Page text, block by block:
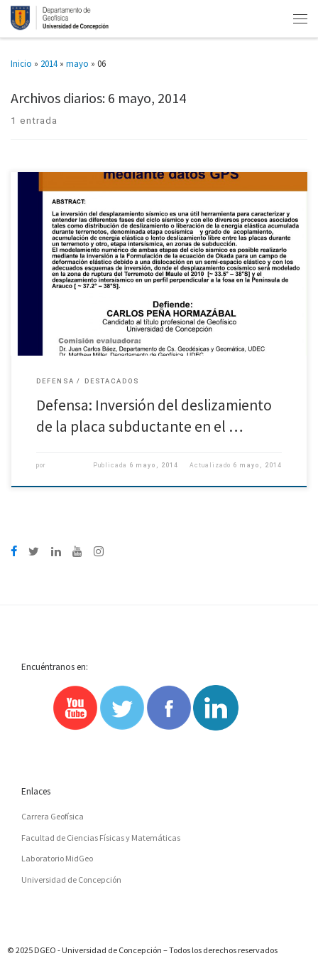
Inicio » 2014 » mayo » 06
Archivos diarios:6 mayo, 2014
1 entrada
Se invita a todo el público interesado a asistir a la defensa de Habilitación
Profesional de la carrera de Geofísica “Inversión del deslizamiento de la
placa subductante en el Sur […]
DEFENSA DESTACADOS
Defensa: Inversión del deslizamiento
de la placa subductante en el …
por Publicada 6 mayo, 2014 Actualizado 6 mayo, 2014
Encuéntranos en:
Enlaces
Carrera Geofísica
Facultad de Ciencias Físicas y Matemáticas
Laboratorio MidGeo
Universidad de Concepción